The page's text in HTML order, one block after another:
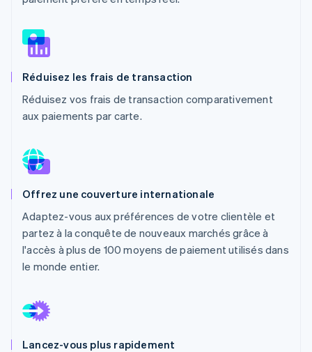
Climate
Élimination du carbone
Identity
Vérification de l'identité
Stripe Sessions 2026
Découvrez comment Stripe construit l’infrastructure
l’IA.
Regarder
Commerce de détail
Stripe App Marketplace
État des API
Réduisez les frais de transaction
Réduisez vos frais de transaction comparativement
aux paiements par carte.
Offrez une couverture internationale
Adaptez-vous aux préférences de votre clientèle et
partez à la conquête de nouveaux marchés grâce à
l'accès à plus de 100 moyens de paiement utilisés dans
le monde entier.
Lancez-vous plus rapidement